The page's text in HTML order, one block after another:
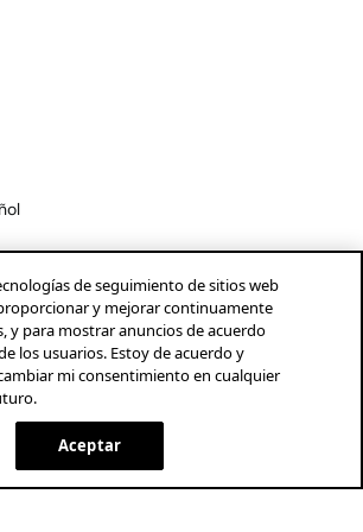
de seguimiento de sitios web
y mejorar continuamente
y para mostrar anuncios de acuerdo
los usuarios. Estoy de acuerdo y
mi consentimiento en cualquier
Aceptar